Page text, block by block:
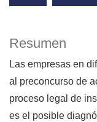
Resumen
Las empresas en
al preconcurso de
proceso legal de
es el posible